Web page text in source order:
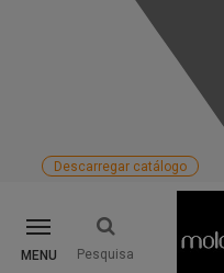
Descarregar catálogo
MENU Pesquisa